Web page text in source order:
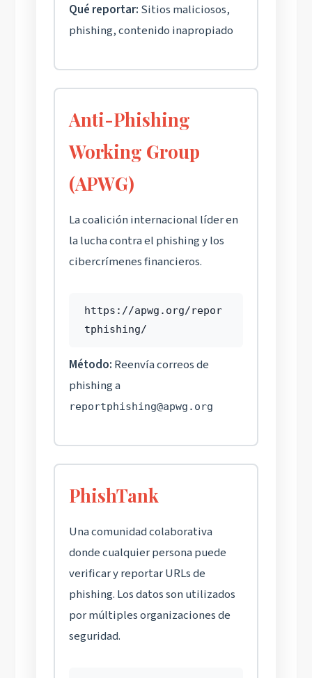
Qué reportar: Sitios maliciosos,
phishing, contenido inapropiado
Anti-Phishing
Working Group
(APWG)
La coalición internacional líder en
la lucha contra el phishing y los
cibercrímenes financieros.
https://apwg.org/repor
tphishing/
Método: Reenvía correos de
phishing a
reportphishing@apwg.org
PhishTank
Una comunidad colaborativa
donde cualquier persona puede
verificar y reportar URLs de
phishing. Los datos son utilizados
por múltiples organizaciones de
seguridad.